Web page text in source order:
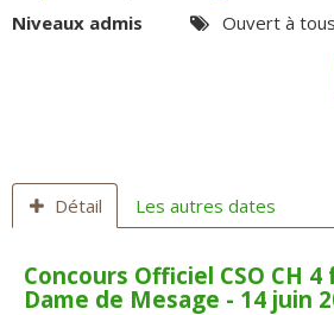
Niveaux admis
Ouvert à tous
Détail Les autres dates
Concours Officiel CSO CH
Dame de Mesage - 14 juin